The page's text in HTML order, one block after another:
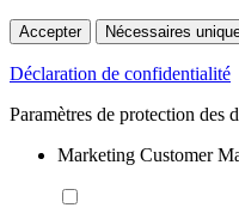
Accepter Nécessaires
Déclaration de confidentialité
Paramètres de protection des
Marketing Customer